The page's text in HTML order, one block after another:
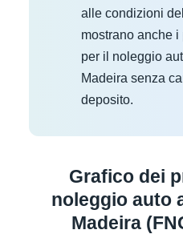
alle condizioni
mostrano anche
per il noleggio
Madeira senza
deposito.
Grafico dei
noleggio auto
Madeira